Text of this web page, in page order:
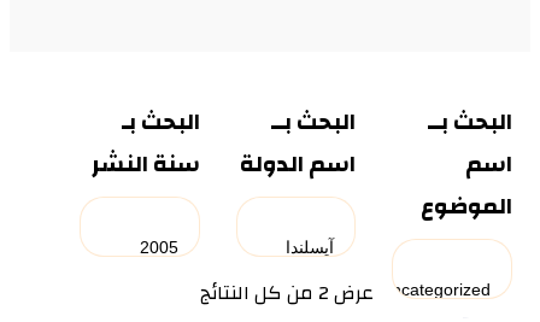
البحث بــ
اسم
الموضوع
البحث بــ
اسم الدولة
البحث بـ
سنة النشر
عرض ⁦2⁩ من كل النتائج
تم